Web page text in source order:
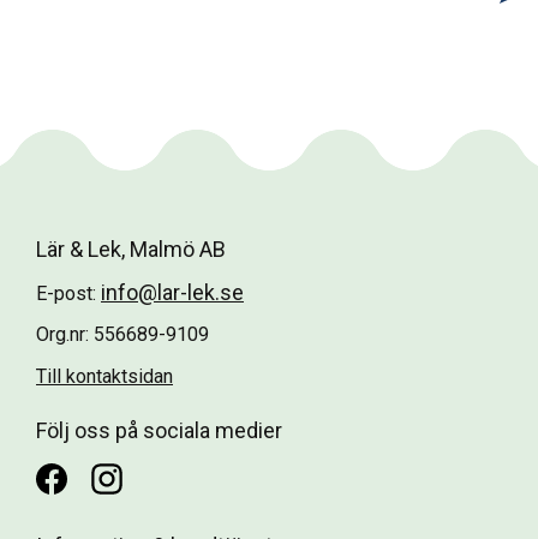
Lär & Lek, Malmö AB
E-post: info@lar-lek.se
Org.nr: 556689-9109
Till kontaktsidan
Följ oss på sociala medier